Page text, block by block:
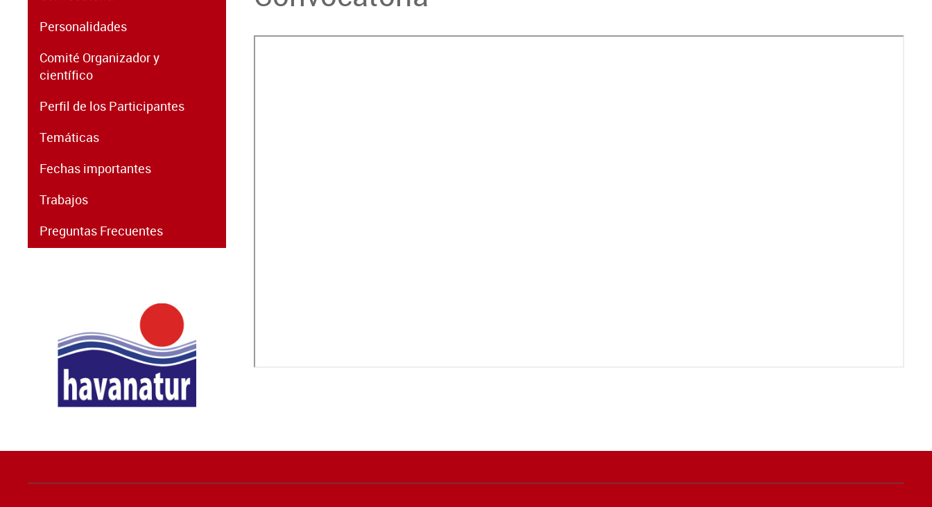
Personalidades
Comité Organizador y
científico
Perfil de los Participantes
Temáticas
Fechas importantes
Trabajos
Preguntas Frecuentes